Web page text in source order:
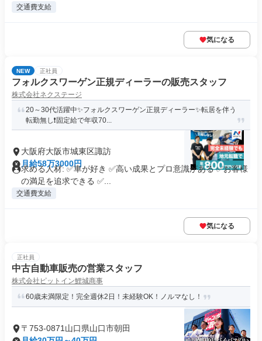
交通費支給
気になる
NEW 正社員
フォルクスワーゲン正規ディーラーの販売スタッフ
株式会社ネクステージ
20～30代活躍中✨フォルクスワーゲン正規ディーラー✨転居を伴う
転勤無し❗固定給で年収70...
大阪府大阪市城東区諏訪
月給58万3000円
求める人材: ✅車が好き ✅高い成果とプロ意識がある ✅お客様
の満足を追求できる ✅...
交通費支給
気になる
正社員
中古自動車販売の営業スタッフ
株式会社ピットイン鯉城商事
60歳未満限定！完全週休2日！未経験OK！ノルマなし！
〒753-0871山口県山口市朝田